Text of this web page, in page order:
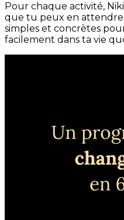
Pour chaque activité,
que tu peux en
simples et concrètes
facilement dans ta vie